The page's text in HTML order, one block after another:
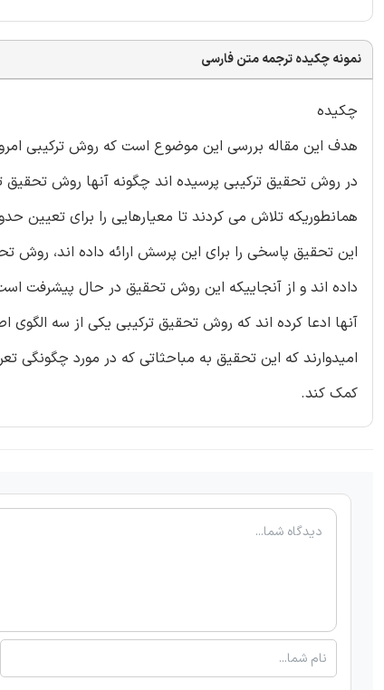
نمونه چکیده ترجمه متن فارسی
چکیده
هدف این مقاله بررسی این موضوع است که روش ترکیبی
در روش تحقیق ترکیبی پرسیده اند چگونه آنها روش تحقیق
همانطوریکه تلاش می کردند تا معیارهایی را برای
این تحقیق پاسخی را برای این پرسش ارائه داده اند،
داده اند و از آنجاییکه این روش تحقیق در حال پیشرفت
آنها ادعا کرده اند که روش تحقیق ترکیبی یکی از سه
امیدوارند که این تحقیق به مباحثاتی که در مورد
کمک کند.